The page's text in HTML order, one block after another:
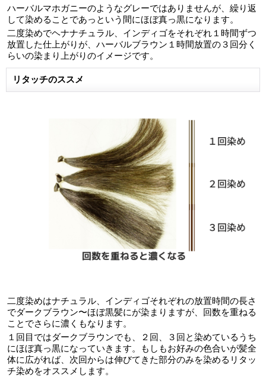
ハーバルマホガニーのようなグレーではありませんが、繰り返
して染めることであっという間にほぼ真っ黒になります。
二度染めでヘナナチュラル、インディゴをそれぞれ１時間ずつ
放置した仕上がりが、ハーバルブラウン１時間放置の３回分く
らいの染まり上がりのイメージです。
リタッチのススメ
二度染めはナチュラル、インディゴそれぞれの放置時間の長さ
でダークブラウン〜ほぼ黒髪にが染まりますが、回数を重ねる
ことでさらに濃くもなります。
１回目ではダークブラウンでも、２回、３回と染めているうち
にほぼ真っ黒になっていきます。もしもお好みの色合いが髪全
体に広がれば、次回からは伸びてきた部分のみを染めるリタッ
チ染めをオススメします。